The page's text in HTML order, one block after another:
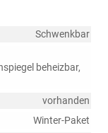
Schwenkbar
beheizbar,
vorhanden
Winter-Paket